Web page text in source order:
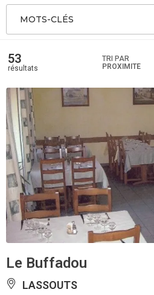
MOTS-CLÉS
53
résultats
TRI PAR
PROXIMITÉ
Le Buffadou
LASSOUTS